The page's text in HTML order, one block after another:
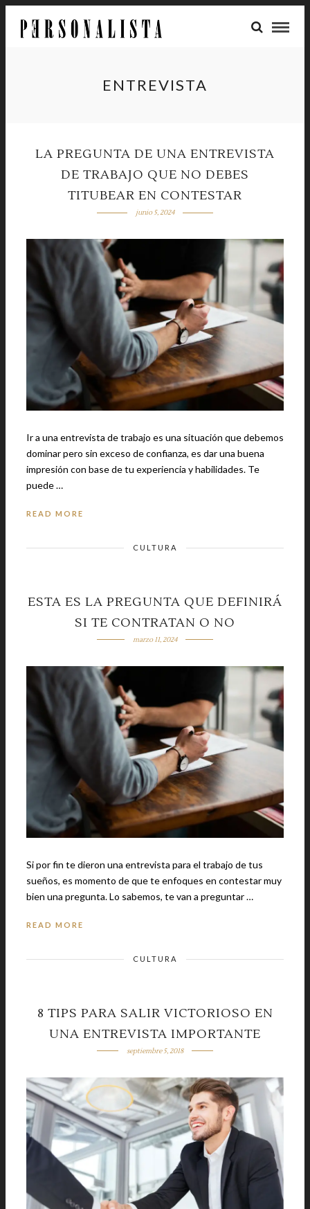
ENTREVISTA
LA PREGUNTA DE UNA ENTREVISTA
DE TRABAJO QUE NO DEBES
TITUBEAR EN CONTESTAR
junio 5, 2024
Ir a una entrevista de trabajo es una situación que debemos
dominar pero sin exceso de confianza, es dar una buena
impresión con base de tu experiencia y habilidades. Te
puede …
READ MORE
CULTURA
ESTA ES LA PREGUNTA QUE DEFINIRÁ
SI TE CONTRATAN O NO
marzo 11, 2024
Si por fin te dieron una entrevista para el trabajo de tus
sueños, es momento de que te enfoques en contestar muy
bien una pregunta. Lo sabemos, te van a preguntar …
READ MORE
CULTURA
8 TIPS PARA SALIR VICTORIOSO EN
UNA ENTREVISTA IMPORTANTE
septiembre 5, 2018